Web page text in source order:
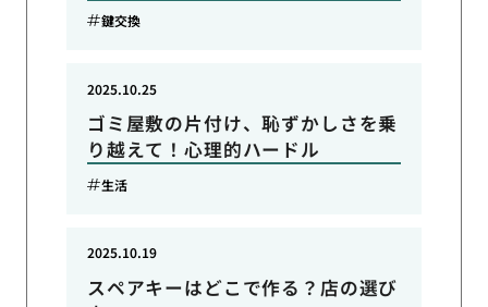
鍵交換
ゴミ屋敷の片付け、恥ずかしさを乗
り越えて！心理的ハードル
2025.10.25
生活
スペアキーはどこで作る？店の選び
2025.10.19